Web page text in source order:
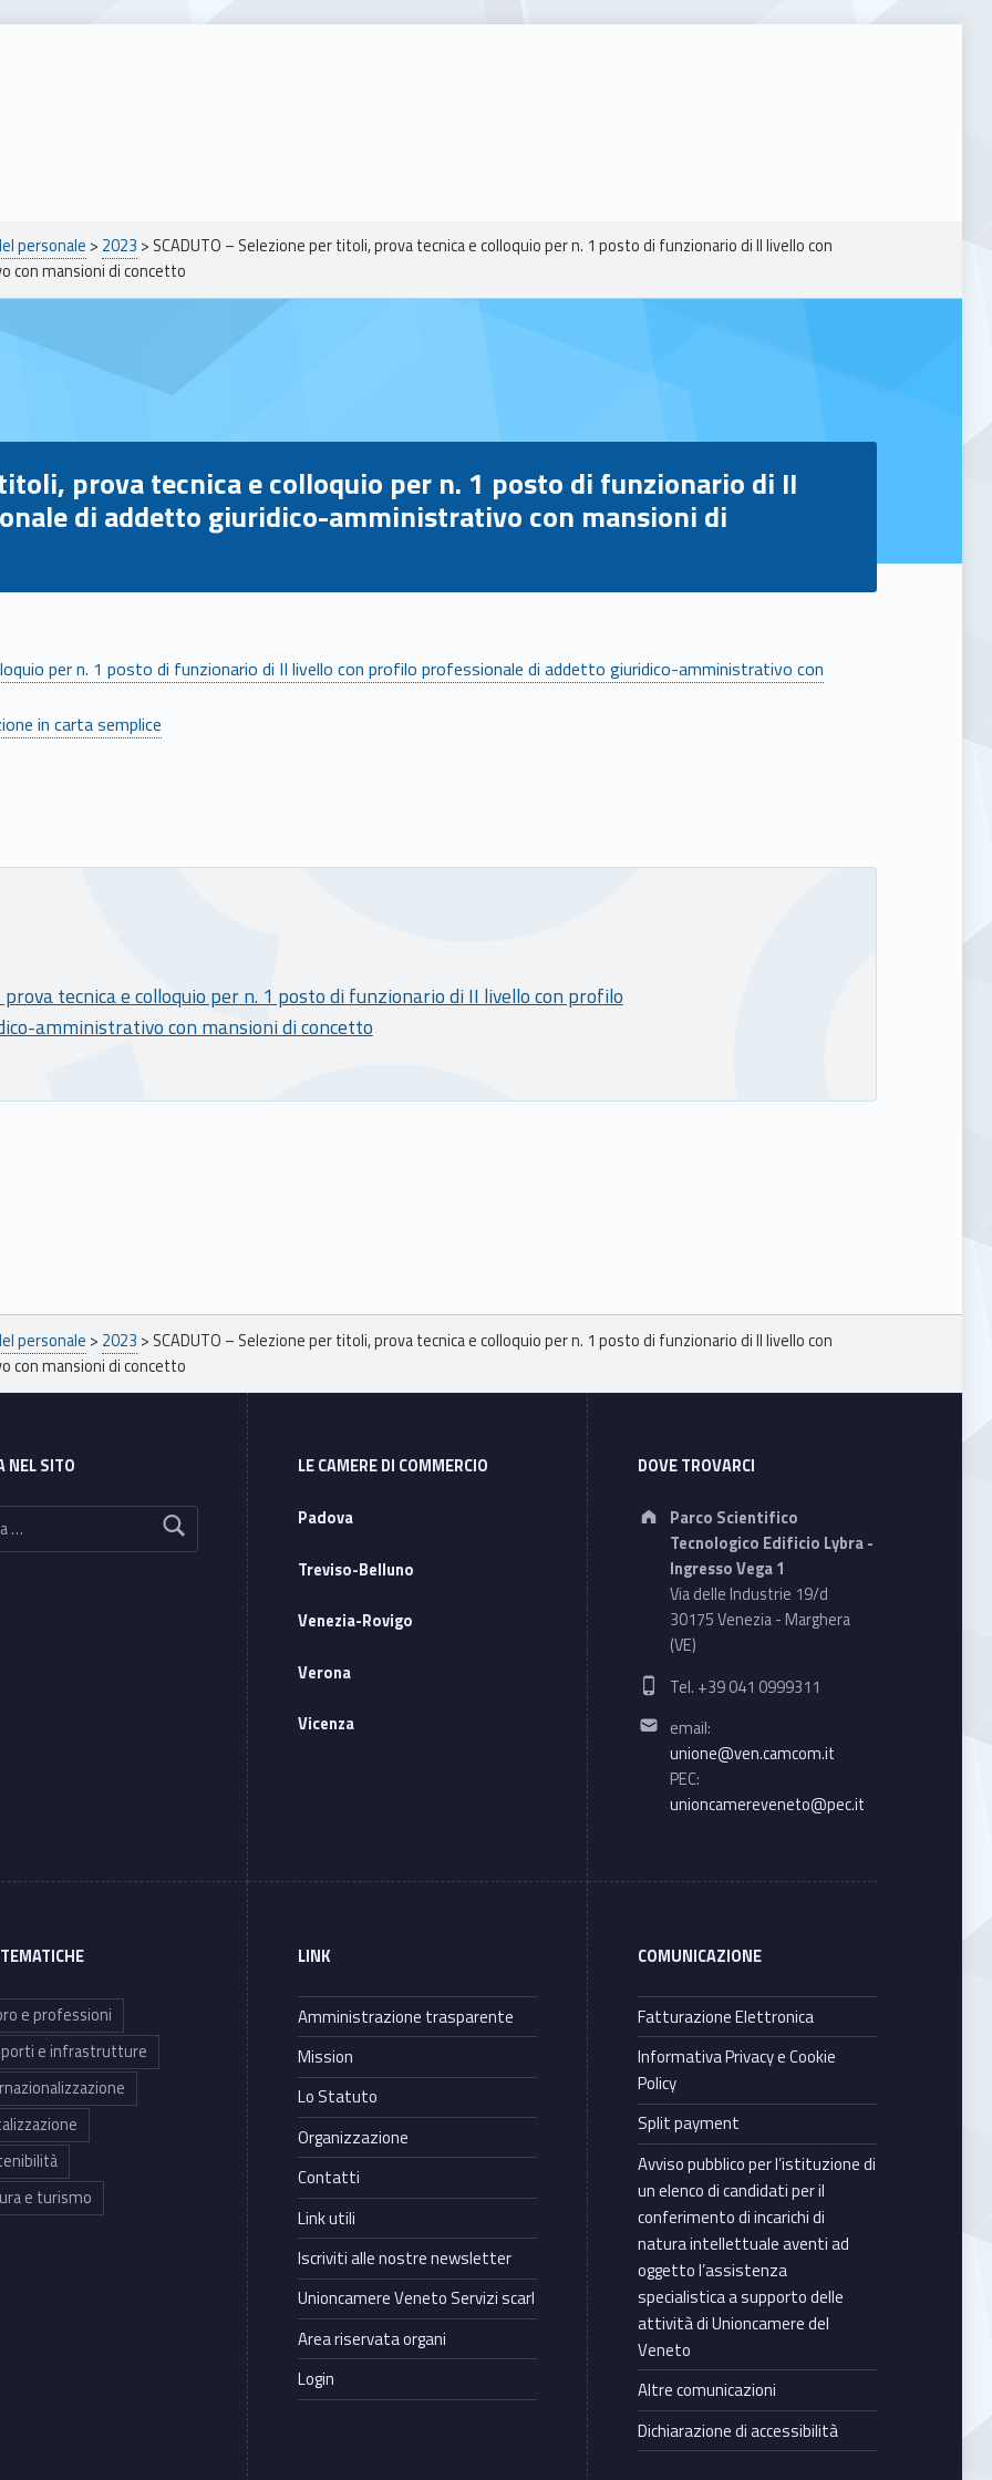
personale > 2023 > SCADUTO – Selezione per titoli, prova tecnica e colloquio per n. 1 posto di funzionario di II livello con
con mansioni di concetto
di addetto giuridico-amministrativo con mansioni di
per n. 1 posto di funzionario di II livello con profilo professionale di addetto giuridico-amministrativo con
in carta semplice
tecnica e colloquio per n. 1 posto di funzionario di II livello con profilo
amministrativo con mansioni di concetto
personale > 2023 > SCADUTO – Selezione per titoli, prova tecnica e colloquio per n. 1 posto di funzionario di II livello con
con mansioni di concetto
NEL SITO
LE CAMERE DI COMMERCIO
Padova
Treviso-Belluno
Venezia-Rovigo
Verona
Vicenza
DOVE TROVARCI
Address:
Parco Scientifico
Tecnologico Edificio Lybra -
Ingresso Vega 1
Via delle Industrie 19/d
30175 Venezia - Marghera
(VE)
Phone number:
Tel. +39 041 0999311
Email address:
email:
unione@ven.camcom.it
PEC:
unioncamereveneto@pec.it
e professioni
e infrastrutture
e turismo
LINK
Amministrazione trasparente
Mission
Lo Statuto
Organizzazione
Contatti
Link utili
Iscriviti alle nostre newsletter
Unioncamere Veneto Servizi scarl
Area riservata organi
Login
COMUNICAZIONE
Fatturazione Elettronica
Informativa Privacy e Cookie
Policy
Split payment
Avviso pubblico per l’istituzione di
un elenco di candidati per il
conferimento di incarichi di
natura intellettuale aventi ad
oggetto l’assistenza
specialistica a supporto delle
attività di Unioncamere del
Veneto
Altre comunicazioni
Dichiarazione di accessibilità